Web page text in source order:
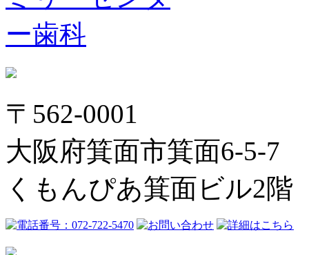
〒562-0001
大阪府箕面市箕面6-5-7
くもんぴあ箕面ビル2階